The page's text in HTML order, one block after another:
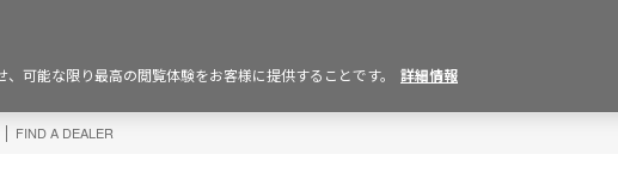
FIND A DEALER
可能な限り最高の閲覧体験をお客様に提供することです。 詳細情報